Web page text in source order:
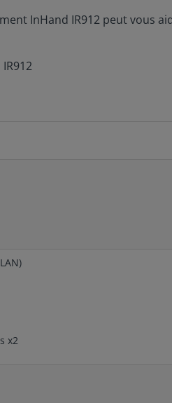
InHand IR912 peut vous
x2